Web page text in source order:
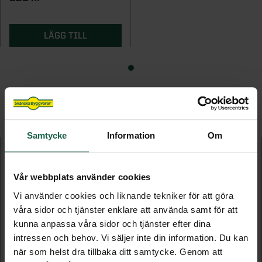
Samtycke Information Om
Vår webbplats använder cookies
Vi använder cookies och liknande tekniker för att göra
våra sidor och tjänster enklare att använda samt för att
kunna anpassa våra sidor och tjänster efter dina
intressen och behov. Vi säljer inte din information. Du kan
när som helst dra tillbaka ditt samtycke. Genom att
LÄGG TILL
FLER PRODUKTER I DENNA KATEGORI